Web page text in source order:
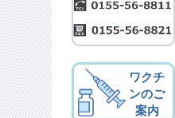
ワクチ
ンのご
案内